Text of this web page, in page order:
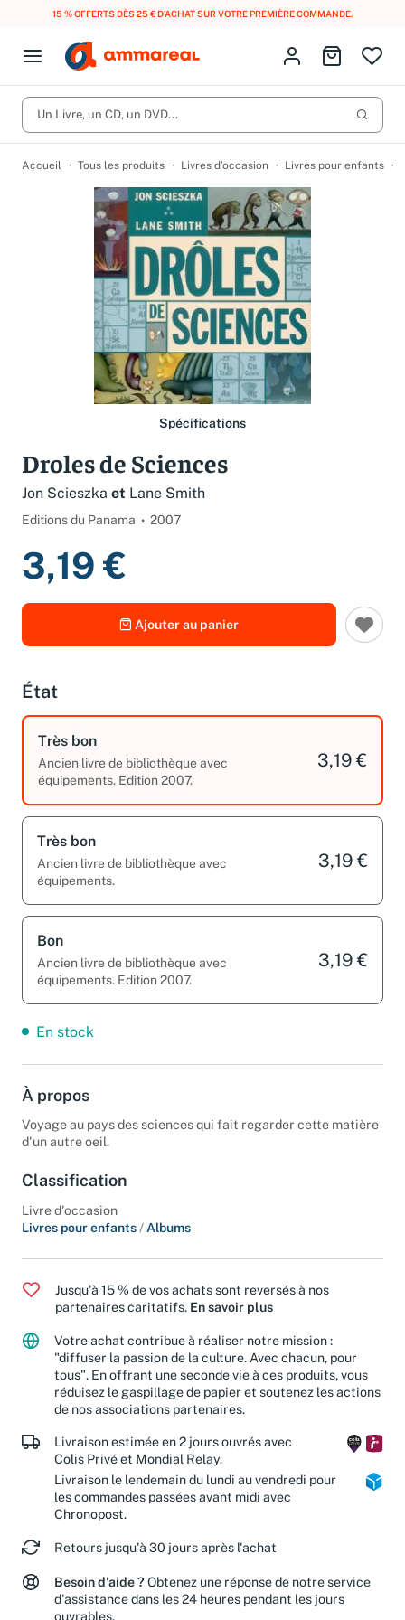
15 % OFFERTS DÈS 25 € D’ACHAT SUR VOTRE PREMIÈRE COMMANDE.
Open menu
Fermer le menu
CD d'occasion
DVD d'occasion
Vinyles d'occasion
Culture à 1 €
Meilleures ventes
Nos engagements
Lancer
Vous n'avez pas trouvé l'article que vous cherchiez ?
Activez les notifications dans votre compte pour être alerté dès
qu'il est en stock.
Créer une alerte
Identifiez-vous
Aller au
Un Livre, un CD, un DVD...
Accueil Tous les produits Livres d’occasion Livres pour enfants
Spécifications
Droles de Sciences
Jon Scieszka et Lane Smith
Editions du Panama 2007
3,19 €
Ajouter au panier
État
Très bon
Ancien livre de bibliothèque avec
équipements. Edition 2007.
3,19 €
Très bon
Ancien livre de bibliothèque avec
équipements.
3,19 €
Bon
Ancien livre de bibliothèque avec
équipements. Edition 2007.
3,19 €
En stock
À propos
Voyage au pays des sciences qui fait regarder cette matière
d'un autre oeil.
Classification
Livre d'occasion
Livres pour enfants / Albums
Jusqu'à 15 % de vos achats sont reversés à nos
partenaires caritatifs. En savoir plus
Votre achat contribue à réaliser notre mission :
"diffuser la passion de la culture. Avec chacun, pour
tous". En offrant une seconde vie à ces produits, vous
réduisez le gaspillage de papier et soutenez les actions
de nos associations partenaires.
Livraison estimée en 2 jours ouvrés avec
Colis Privé et Mondial Relay.
Livraison le lendemain du lundi au vendredi pour
les commandes passées avant midi avec
Chronopost.
Retours jusqu'à 30 jours après l'achat
Besoin d'aide ? Obtenez une réponse de notre service
d'assistance dans les 24 heures pendant les jours
ouvrables.